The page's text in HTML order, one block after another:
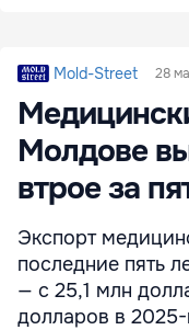
Mold-Street 28
Молдове
втрое за
Экспорт
последние пять
— с 25,1 млн
долларов в